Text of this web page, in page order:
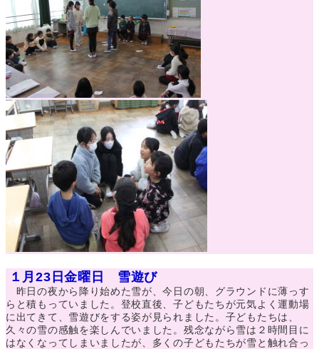
１月23日金曜日 雪遊び
昨日の夜から降り始めた雪が、今日の朝、グラウンドに薄っす
らと積もっていました。登校直後、子どもたちが元気よく運動場
に出てきて、雪遊びをする姿が見られました。子どもたちは、
久々の雪の感触を楽しんでいました。残念ながら雪は２時間目に
はなくなってしまいましたが、多くの子どもたちが雪と触れ合っ